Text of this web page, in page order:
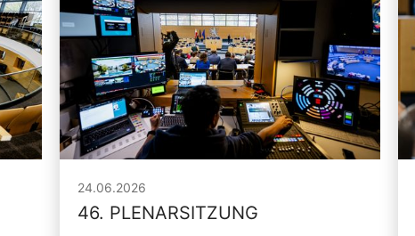
24.06.2026
46. PLENARSITZUNG